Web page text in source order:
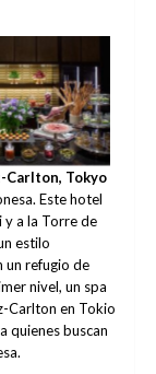
Carlton, Tokyo
Este hotel
y a la Torre de
estilo
un refugio de
nivel, un spa
Carlton en Tokio
quienes buscan